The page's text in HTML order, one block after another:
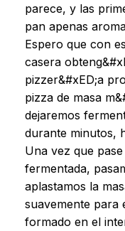
parece, y las
pan apenas
Espero que con
casera
pizzer&#xED;a
pizza de masa
dejaremos
durante minutos,
Una vez que
fermentada,
aplastamos la
suavemente para
formado en el